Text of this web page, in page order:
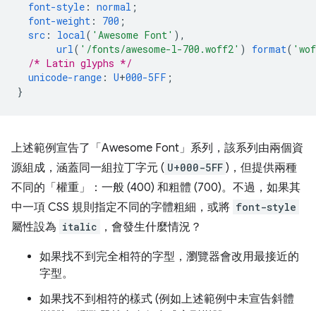
font-style : normal ;
font-weight : 700 ;
src : local( 'Awesome Font' ),
url( '/fonts/awesome-l-700.woff2' ) format(
/* Latin glyphs */
unicode-range : U+000-5FF ;
}
上述範例宣告了「Awesome Font」 系列，該系列由兩個資
源組成，涵蓋同一組拉丁字元 ( U+000-5FF )，但提供兩種
不同的「權重」：一般 (400) 和粗體 (700)。不過，如果其
中一項 CSS 規則指定不同的字體粗細，或將 font-style
屬性設為 italic ，會發生什麼情況？
如果找不到完全相符的字型，瀏覽器會改用最接近的
字型。
如果找不到相符的樣式 (例如上述範例中未宣告斜體